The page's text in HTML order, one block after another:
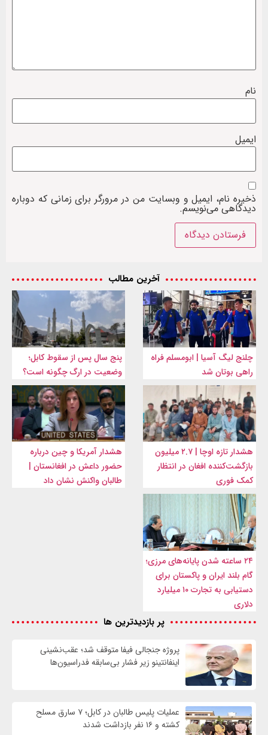
نام
ایمیل
ذخیره نام، ایمیل و وبسایت من در مرورگر برای زمانی که دوباره
دیدگاهی می‌نویسم.
آخرین مطالب
چلنج لیگ آسیا | ابومسلم فراه
راهی بوتان شد
پنج سال پس از سقوط کابل؛
وضعیت در ارگ چگونه است؟
هشدار تازه اوچا | ۲.۷ میلیون
بازگشت‌کننده افغان در انتظار
کمک فوری
هشدار آمریکا و چین درباره
حضور داعش در افغانستان |
طالبان واکنش نشان داد
۲۴ ساعته شدن پایانه‌های مرزی؛
گام بلند ایران و پاکستان برای
دستیابی به تجارت ۱۰ میلیارد
دلاری
پر بازدیدترین ها
پروژه جنجالی فیفا متوقف شد؛ عقب‌نشینی
اینفانتینو زیر فشار بی‌سابقه فدراسیون‌ها
عملیات پلیس طالبان در کابل؛ ۷ سارق مسلح
کشته و ۱۶ نفر بازداشت شدند